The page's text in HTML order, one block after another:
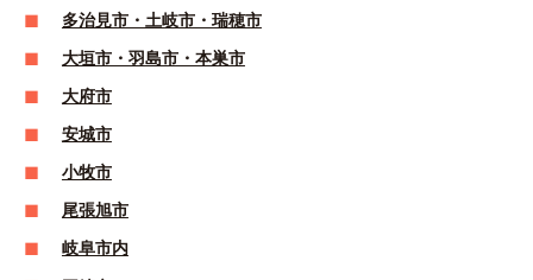
多治見市・土岐市・瑞穂市
大垣市・羽島市・本巣市
大府市
安城市
小牧市
尾張旭市
岐阜市内